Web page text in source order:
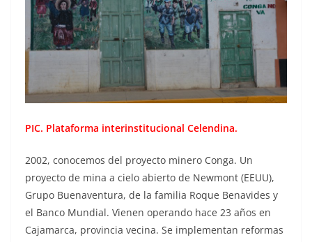
PIC. Plataforma interinstitucional Celendina.
2002, conocemos del proyecto minero Conga. Un
proyecto de mina a cielo abierto de Newmont (EEUU),
Grupo Buenaventura, de la familia Roque Benavides y
el Banco Mundial. Vienen operando hace 23 años en
Cajamarca, provincia vecina. Se implementan reformas